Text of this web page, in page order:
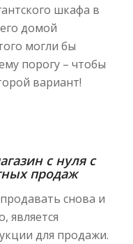
шкафа в
домой
могли бы
порогу – чтобы
вариант!
с нуля с
продаж
снова и
является
для продажи.